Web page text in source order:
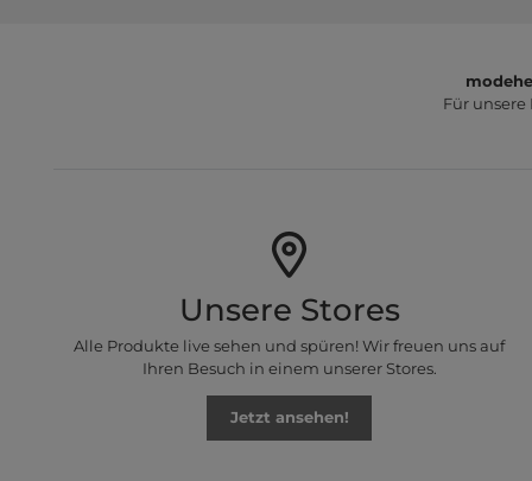
Für unsere
Unsere Stores
Alle Produkte live sehen und spüren! Wir freuen uns auf
Ihren Besuch in einem unserer Stores.
Jetzt ansehen!